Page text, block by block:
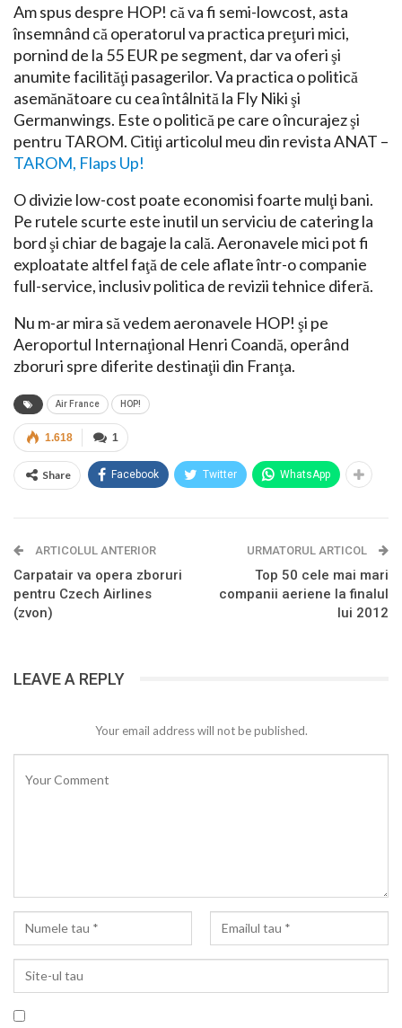
Am spus despre HOP! că va fi semi-lowcost, asta
însemnând că operatorul va practica preţuri mici,
pornind de la 55 EUR pe segment, dar va oferi şi
anumite facilităţi pasagerilor. Va practica o politică
asemănătoare cu cea întâlnită la Fly Niki şi
Germanwings. Este o politică pe care o încurajez şi
pentru TAROM. Citiţi articolul meu din revista ANAT –
TAROM, Flaps Up!
O divizie low-cost poate economisi foarte mulţi bani.
Pe rutele scurte este inutil un serviciu de catering la
bord şi chiar de bagaje la cală. Aeronavele mici pot fi
exploatate altfel faţă de cele aflate într-o companie
full-service, inclusiv politica de revizii tehnice diferă.
Nu m-ar mira să vedem aeronavele HOP! şi pe
Aeroportul Internaţional Henri Coandă, operând
zboruri spre diferite destinaţii din Franţa.
Air France HOP!
1
1.618
Share Facebook Twitter WhatsApp
ARTICOLUL ANTERIOR
Carpatair va opera zboruri
pentru Czech Airlines
(zvon)
URMATORUL ARTICOL
Top 50 cele mai mari
companii aeriene la finalul
lui 2012
LEAVE A REPLY
Your email address will not be published.